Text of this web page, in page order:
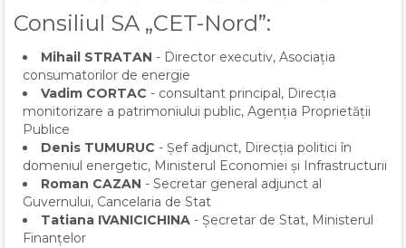
Consiliul SA „CET-Nord”:
Mihail STRATAN - Director executiv, Asociația
consumatorilor de energie
Vadim CORTAC - consultant principal, Direcția
monitorizare a patrimoniului public, Agenția Proprietății
Publice
Denis TUMURUC - Șef adjunct, Direcția politici în
domeniul energetic, Ministerul Economiei și Infrastructurii
Roman CAZAN - Secretar general adjunct al
Guvernului, Cancelaria de Stat
Tatiana IVANICICHINA - Șecretar de Stat, Ministerul
Finanțelor